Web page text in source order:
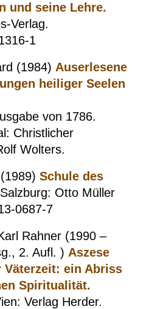
und seine Lehre.
Verlag.
1
(1984) Auserlesene
heiliger Seelen
von 1786.
Christlicher
Wolters.
Schule des
Salzburg: Otto Müller
0687-7
Rahner (1990 –
2. Aufl. ) Aszese
ein Abriss
Spiritualität.
Verlag Herder.